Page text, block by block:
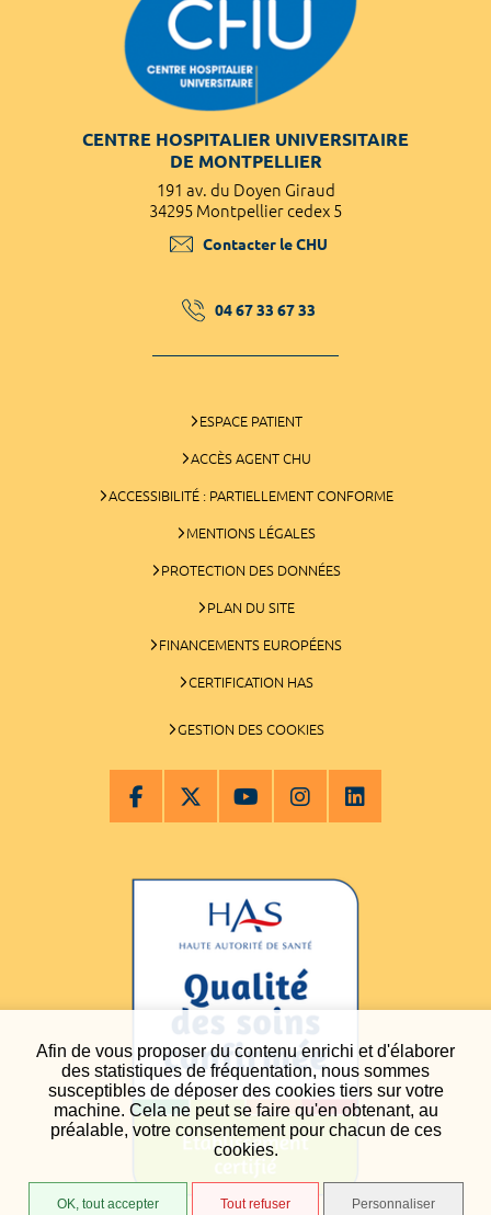
Afin de vous proposer du contenu enrichi et d'élaborer
des statistiques de fréquentation, nous sommes
susceptibles de déposer des cookies tiers sur votre
machine. Cela ne peut se faire qu'en obtenant, au
préalable, votre consentement pour chacun de ces
cookies.
OK, tout accepter Tout refuser Personnaliser
CENTRE HOSPITALIER UNIVERSITAIRE
DE MONTPELLIER
191 av. du Doyen Giraud
34295 Montpellier cedex 5
Contacter le CHU
04 67 33 67 33
ESPACE PATIENT
ACCÈS AGENT CHU
ACCESSIBILITÉ : PARTIELLEMENT CONFORME
MENTIONS LÉGALES
PROTECTION DES DONNÉES
PLAN DU SITE
FINANCEMENTS EUROPÉENS
CERTIFICATION HAS
GESTION DES COOKIES